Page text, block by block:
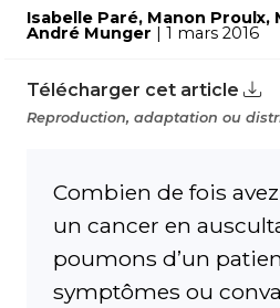
Isabelle Paré, Manon
André Munger | 1 mars 2016
Télécharger cet article
Reproduction, adaptation ou
Combien de fois
un cancer en
poumons d’un
symptômes ou